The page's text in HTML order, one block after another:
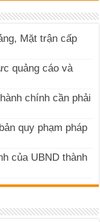
Mặt trận cấp
quảng cáo và
chính cần phải
quy phạm pháp
của UBND thành